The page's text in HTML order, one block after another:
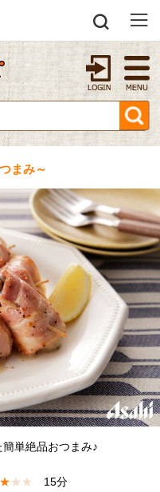
まみ～
単絶品おつまみ♪
★★ ★
15分